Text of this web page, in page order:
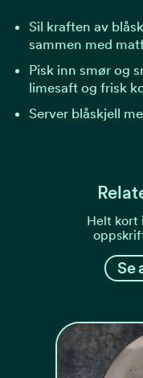
Sil kraften av
sammen med
Pisk inn smør og
limesaft og frisk
Server blåskjell
Helt kort
Se